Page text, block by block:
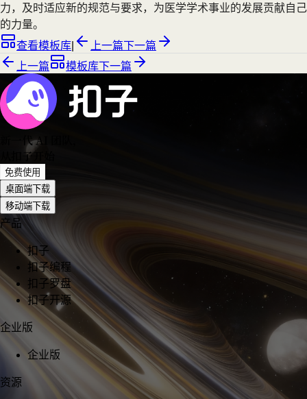
力，及时适应新的规范与要求，为医学学术事业的发展贡献自己
的力量。
查看模板库
上一篇下一篇
上一篇
模板库下一篇
新一代 AI 团队
从扣子开始
免费使用
桌面端下载
移动端下载
产品
扣子
扣子编程
扣子罗盘
扣子开源
企业版
企业版
资源